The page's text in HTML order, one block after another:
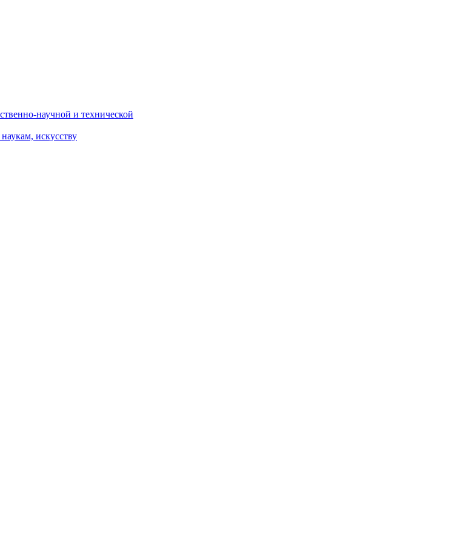
научной и технической
искусству